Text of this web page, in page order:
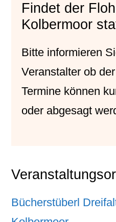
Findet der
Kolbermoor
Bitte informieren
Veranstalter ob
Termine können
oder abgesagt
Bücherstüberl